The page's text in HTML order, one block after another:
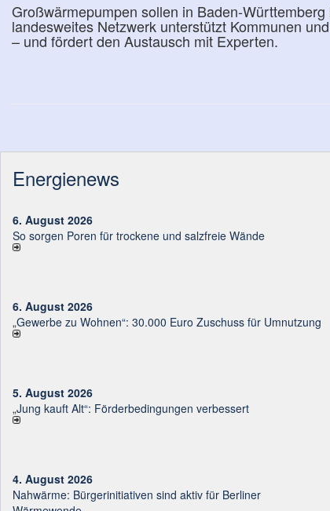
Großwärmepumpen sollen in Baden-
landesweites Netzwerk unterstützt Kommunen
– und fördert den Austausch mit Experten.
Energienews
6. August 2026
So sorgen Poren für trockene und salzfreie Wände
6. August 2026
„Gewerbe zu Wohnen“: 30.000 Euro Zu­schuss für Um­nut­zung
5. August 2026
„Jung kauft Alt“: Förder­be­din­gun­gen ver­bessert
4. August 2026
Nahwärme: Bürger­ini­tia­ti­ven sind aktiv für Ber­li­ner